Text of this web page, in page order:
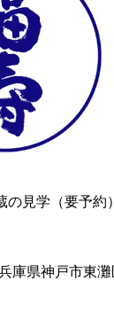
の見学（要予
庫県神戸市東灘